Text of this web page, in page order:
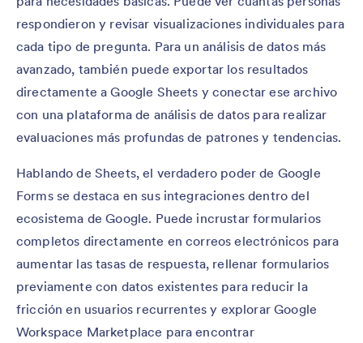
respondieron y revisar visualizaciones individuales para
cada tipo de pregunta. Para un análisis de datos más
avanzado, también puede exportar los resultados
directamente a Google Sheets y conectar ese archivo
con una plataforma de análisis de datos para realizar
evaluaciones más profundas de patrones y tendencias.
Hablando de Sheets, el verdadero poder de Google
Forms se destaca en sus integraciones dentro del
ecosistema de Google. Puede incrustar formularios
completos directamente en correos electrónicos para
aumentar las tasas de respuesta, rellenar formularios
previamente con datos existentes para reducir la
fricción en usuarios recurrentes y explorar Google
Workspace Marketplace para encontrar